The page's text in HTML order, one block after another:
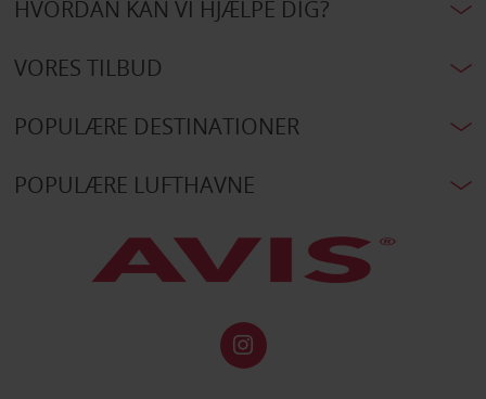
HVORDAN KAN VI HJÆLPE DIG?
VORES TILBUD
POPULÆRE DESTINATIONER
POPULÆRE LUFTHAVNE